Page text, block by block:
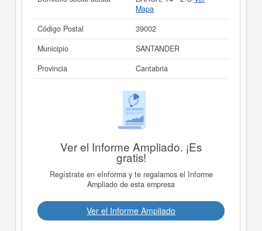
Mapa
Código Postal
39002
Municipio
SANTANDER
Provincia
Cantabria
Ver el Informe Ampliado. ¡Es
gratis!
Regístrate en eInforma y te regalamos el Informe
Ampliado de esta empresa
Ver el Informe Ampliado